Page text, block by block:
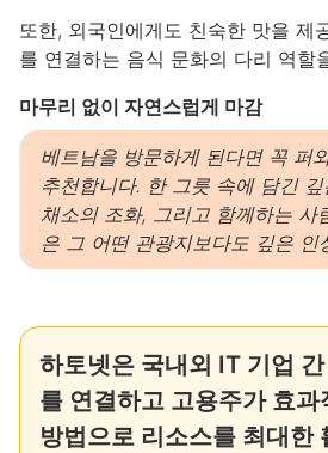
또한, 외국인에게도 친숙한 맛을 제
를 연결하는 음식 문화의 다리 역할
마무리 없이 자연스럽게 마감
베트남을 방문하게 된다면 꼭 퍼
추천합니다. 한 그릇 속에 담긴
채소의 조화, 그리고 함께하는 사
은 그 어떤 관광지보다도 깊은 인
하토넷은 국내외 IT 기업
를 연결하고 고용주가 효과
방법으로 리소스를 최대한